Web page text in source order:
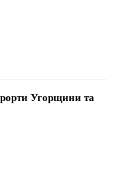
Угорщини та